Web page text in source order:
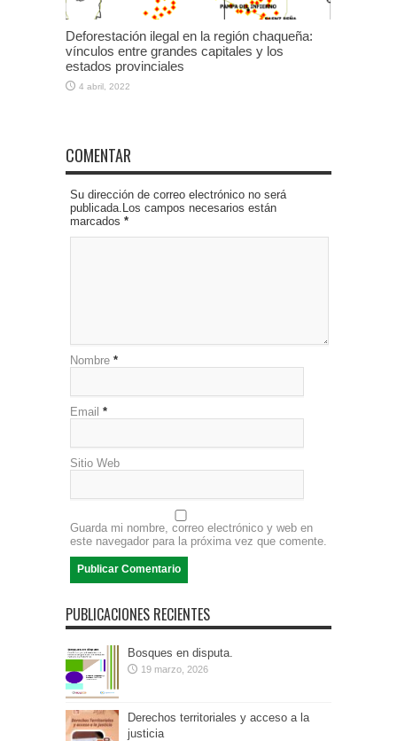
Deforestación ilegal en la región chaqueña:
vínculos entre grandes capitales y los
estados provinciales
4 abril, 2022
COMENTAR
Su dirección de correo electrónico no será
publicada.Los campos necesarios están
marcados *
Nombre *
Email *
Sitio Web
Guarda mi nombre, correo electrónico y web en
este navegador para la próxima vez que comente.
PUBLICACIONES RECIENTES
Bosques en disputa.
19 marzo, 2026
Derechos territoriales y acceso a la
justicia